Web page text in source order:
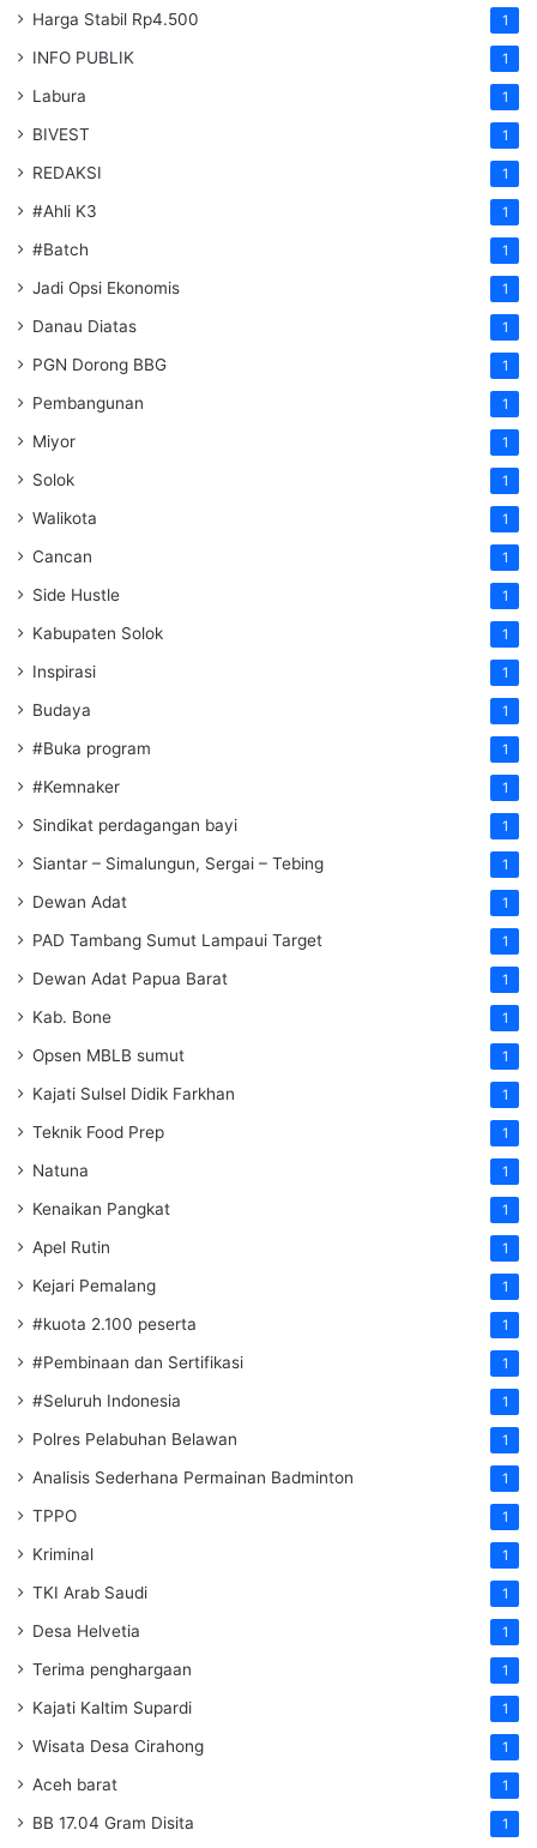
Harga Stabil Rp4.500 1
INFO PUBLIK 1
Labura 1
BIVEST 1
REDAKSI 1
#Ahli K3 1
#Batch 1
Jadi Opsi Ekonomis 1
Danau Diatas 1
PGN Dorong BBG 1
Pembangunan 1
Miyor 1
Solok 1
Walikota 1
Cancan 1
Side Hustle 1
Kabupaten Solok 1
Inspirasi 1
Budaya 1
#Buka program 1
#Kemnaker 1
Sindikat perdagangan bayi 1
Siantar – Simalungun, Sergai – Tebing 1
Dewan Adat 1
PAD Tambang Sumut Lampaui Target 1
Dewan Adat Papua Barat 1
Kab. Bone 1
Opsen MBLB sumut 1
Kajati Sulsel Didik Farkhan 1
Teknik Food Prep 1
Natuna 1
Kenaikan Pangkat 1
Apel Rutin 1
Kejari Pemalang 1
#kuota 2.100 peserta 1
#Pembinaan dan Sertifikasi 1
#Seluruh Indonesia 1
Polres Pelabuhan Belawan 1
Analisis Sederhana Permainan Badminton 1
TPPO 1
Kriminal 1
TKI Arab Saudi 1
Desa Helvetia 1
Terima penghargaan 1
Kajati Kaltim Supardi 1
Wisata Desa Cirahong 1
Aceh barat 1
BB 17.04 Gram Disita 1